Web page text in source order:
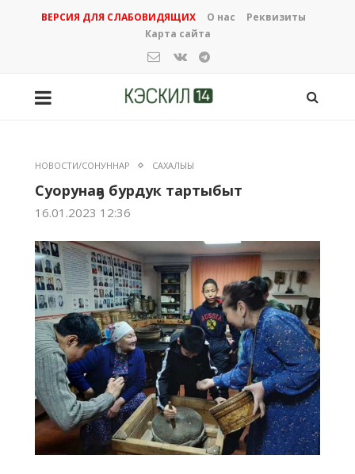
ВЕРСИЯ ДЛЯ СЛАБОВИДЯЩИХ О нас
Реквизиты
Карта сайта
НОВОСТИ/СОНУННАР САХАЛЫЫ
Суорунаҕа бурдук тартыбыт
16.01.2023 12:36